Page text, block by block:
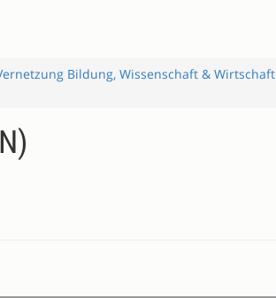
Bildung, Wissenschaft & Wirtschaft